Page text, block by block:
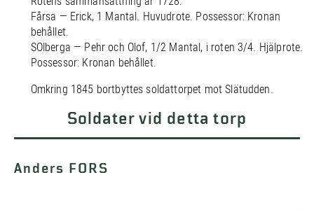
Fårsa — Erick, 1 Mantal. Huvudrote. Possessor: Kronan
behållet.
SOlberga — Pehr och Olof, 1/2 Mantal, i roten 3/4. Hjälprote.
Possessor: Kronan behållet.
Omkring 1845 bortbyttes soldattorpet mot Slätudden.
Soldater vid detta torp
Anders FORS